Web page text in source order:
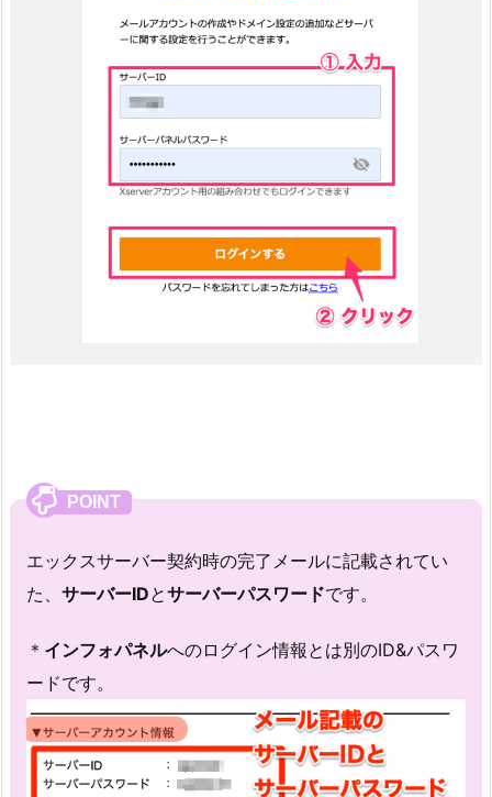
エックスサーバー契約時の完了メールに記載されてい
た、 サーバーIDとサーバーパスワードです。
＊ インフォパネルへのログイン情報とは別のID&パスワ
ードです。